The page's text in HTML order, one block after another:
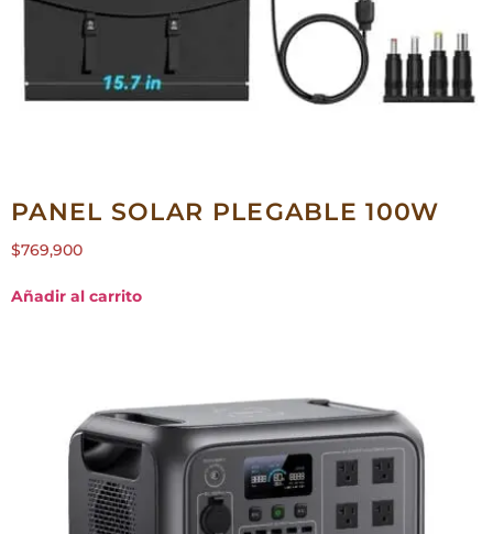
PANEL SOLAR PLEGABLE 100W
$769,900
Añadir al carrito